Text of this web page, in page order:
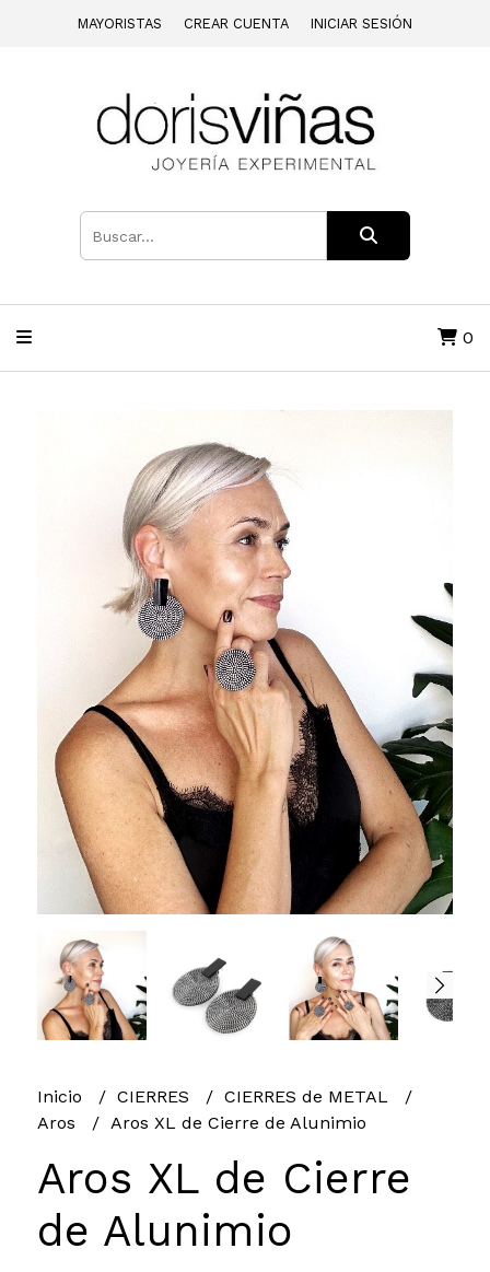
MAYORISTAS CREAR CUENTA INICIAR SESIÓN
0
Inicio CIERRES
CIERRES de METAL
Aros
Aros XL de Cierre de Alunimio
Aros XL de Cierre
de Alunimio